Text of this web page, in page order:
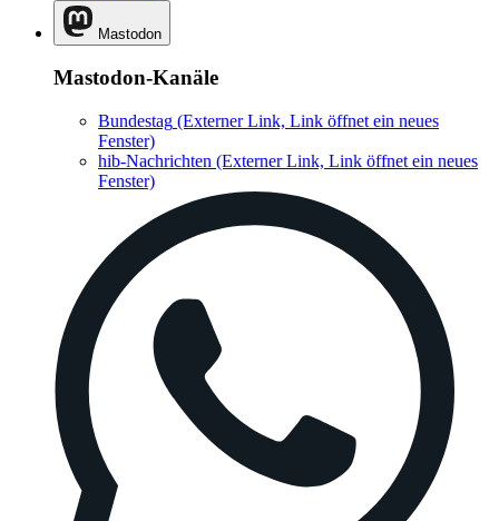
Mastodon
Mastodon-Kanäle
Bundestag (Externer Link, Link öffnet ein neues
Fenster)
hib-Nachrichten (Externer Link, Link öffnet ein neues
Fenster)